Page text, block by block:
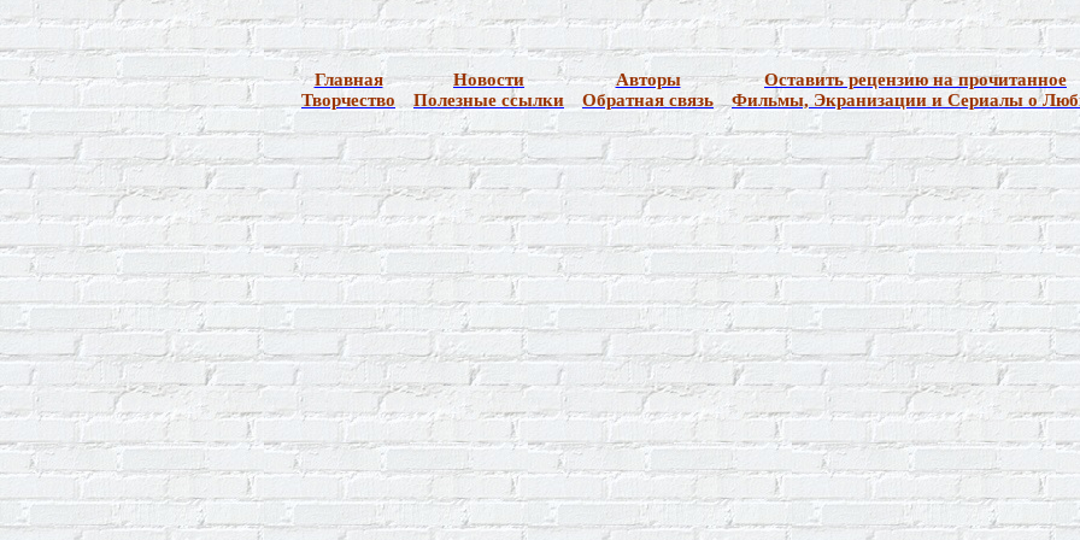
Главная Новости Авторы Оставить рецензию напрочитанное
Творчество
Полезные ссылки Обратная связь Фильмы, Экранизации и Сериалы о